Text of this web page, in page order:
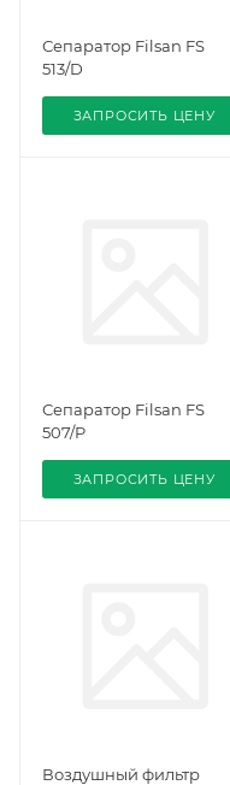
Сепаратор Filsan FS
513/D
ЗАПРОСИТЬ ЦЕНУ
Сепаратор Filsan FS
507/P
ЗАПРОСИТЬ ЦЕНУ
Воздушный фильтр